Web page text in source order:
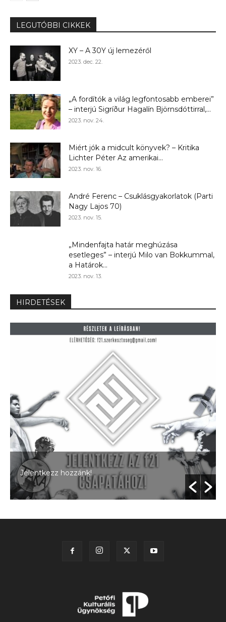
LEGUTÓBBI CIKKEK
XY – A 30Y új lemezéről
2023. dec. 22.
„A fordítók a világ legfontosabb emberei”
– interjú Sigríður Hagalín Björnsdóttirral,...
2023. nov. 24.
Miért jók a midcult könyvek? – Kritika
Lichter Péter Az amerikai...
2023. nov. 16.
André Ferenc – Csuklásgyakorlatok (Parti
Nagy Lajos 70)
2023. nov. 15.
„Mindenfajta határ meghúzása
esetleges” – interjú Milo van Bokkummal,
a Határok...
2023. nov. 13.
HIRDETÉSEK
Jelentkezz hozzánk!